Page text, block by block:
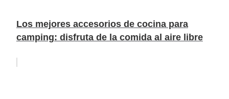
Los mejores accesorios de cocina para
camping: disfruta de la comida al aire libre